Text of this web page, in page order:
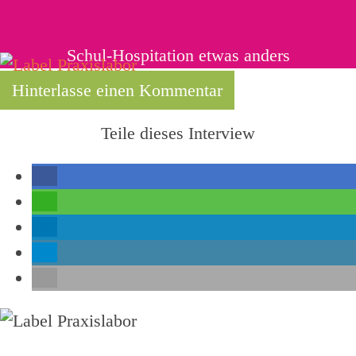
Schul-Hospitation etwas anders
Hinterlasse einen Kommentar
Teile dieses Interview